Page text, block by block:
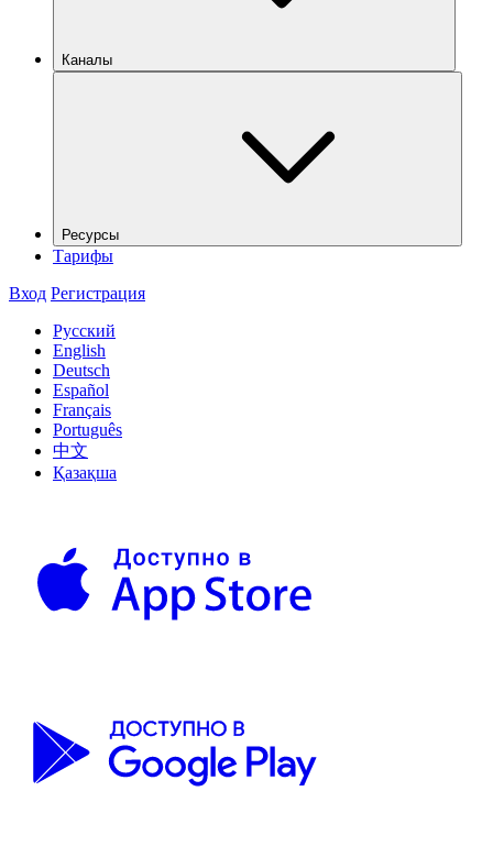
Каналы
Ресурсы
Тарифы
Вход Регистрация
Русский
English
Deutsch
Español
Français
Português
中文
Қазақша